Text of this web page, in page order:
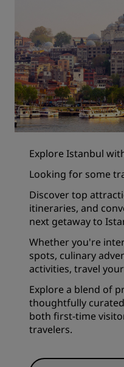
Explore Istanbul
Looking for some
Discover top
itineraries, and
next getaway to
Whether you're
spots, culinary
activities, travel
Explore a blend of
thoughtfully
both first-time
travelers.